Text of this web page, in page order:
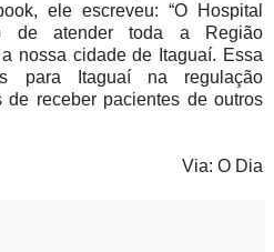
ele escreveu: “O Hospital
de atender toda a Região
nossa cidade de Itaguaí. Essa
para Itaguaí na regulação
de receber pacientes de outros
Via: O Dia